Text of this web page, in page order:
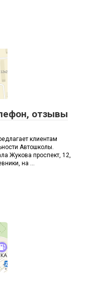
отзывы
клиентам
Автошколы.
Жукова проспект, 12,
на ...